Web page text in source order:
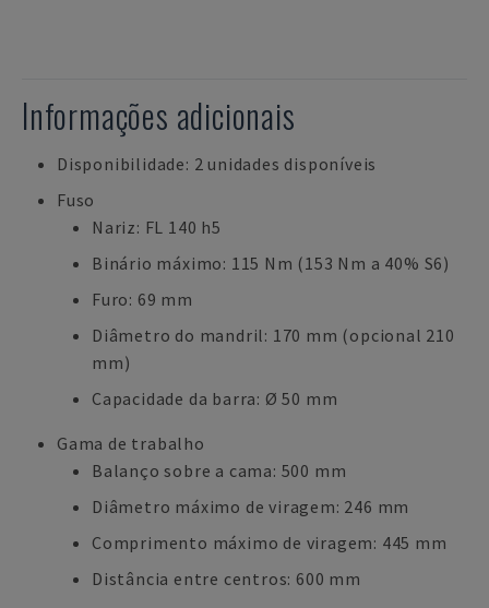
Informações adicionais
Disponibilidade: 2 unidades disponíveis
Fuso
Nariz: FL 140 h5
Binário máximo: 115 Nm (153 Nm a 40% S6)
Furo: 69 mm
Diâmetro do mandril: 170 mm (opcional 210
mm)
Capacidade da barra: Ø 50 mm
Gama de trabalho
Balanço sobre a cama: 500 mm
Diâmetro máximo de viragem: 246 mm
Comprimento máximo de viragem: 445 mm
Distância entre centros: 600 mm